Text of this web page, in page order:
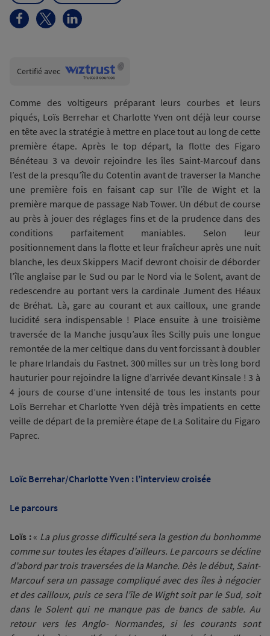
Certifié avecWiztrust
trusted
Comme des voltigeurs préparant leurs courbes et leurs
piqués, Loïs Berrehar et Charlotte Yven ont déjà leur course
en tête avec la stratégie à mettre en place tout au long de cette
première étape. Après le top départ, la flotte des Figaro
Bénéteau 3 va devoir rejoindre les îles Saint-Marcouf dans
l’est de la presqu’île du Cotentin avant de traverser la Manche
une première fois en faisant cap sur l’île de Wight et la
première marque de passage Nab Tower. Un début de course
au près à jouer des réglages fins et de la prudence dans des
conditions parfaitement maniables. Selon leur
positionnement dans la flotte et leur fraîcheur après une nuit
blanche, les deux Skippers Macif devront choisir de déborder
l’île anglaise par le Sud ou par le Nord via le Solent, avant de
redescendre au portant vers la cardinale Jument des Héaux
de Bréhat. Là, gare au courant et aux cailloux, une grande
lucidité sera indispensable ! Place ensuite à une troisième
traversée de la Manche jusqu’aux îles Scilly puis une longue
remontée de la mer celtique dans du vent forcissant à doubler
le phare Irlandais du Fastnet. 300 milles sur un très long bord
hauturier pour rejoindre la ligne d’arrivée devant Kinsale ! 3 à
4 jours de course d’une intensité de tous les instants pour
Loïs Berrehar et Charlotte Yven déjà très impatients en cette
veille de départ de la première étape de La Solitaire du Figaro
Paprec.
Loïc Berrehar/Charlotte Yven : l’interview croisée
Le parcours
Loïs :« La plus grosse difficulté sera la gestion du bonhomme
comme sur toutes les étapes d’ailleurs. Le parcours se décline
d’abord par trois traversées de la Manche. Dès le début, Saint-
Marcouf sera un passage compliqué avec des îles à négocier
et des cailloux, puis ce sera l’île de Wight soit par le Sud, soit
dans le Solent qui ne manque pas de bancs de sable. Au
retour vers les Anglo- Normandes, si les courants sont